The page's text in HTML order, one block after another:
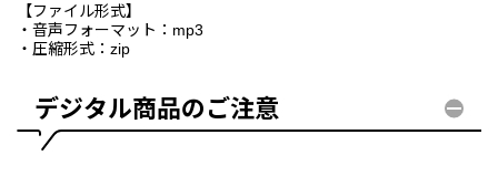
【ファイル形式】
・音声フォーマット：mp3
・圧縮形式：zip
デジタル商品のご注意